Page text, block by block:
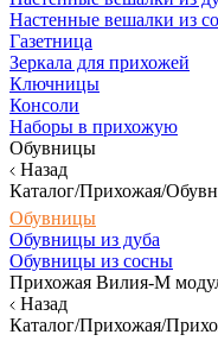
Настенные вешалки из
Газетница
Зеркала для прихожей
Ключницы
Консоли
Наборы в прихожую
Обувницы
Назад
Каталог/Прихожая/
Обувницы
Обувницы из дуба
Обувницы из сосны
Прихожая Вилия-М
Назад
Каталог/Прихожая/